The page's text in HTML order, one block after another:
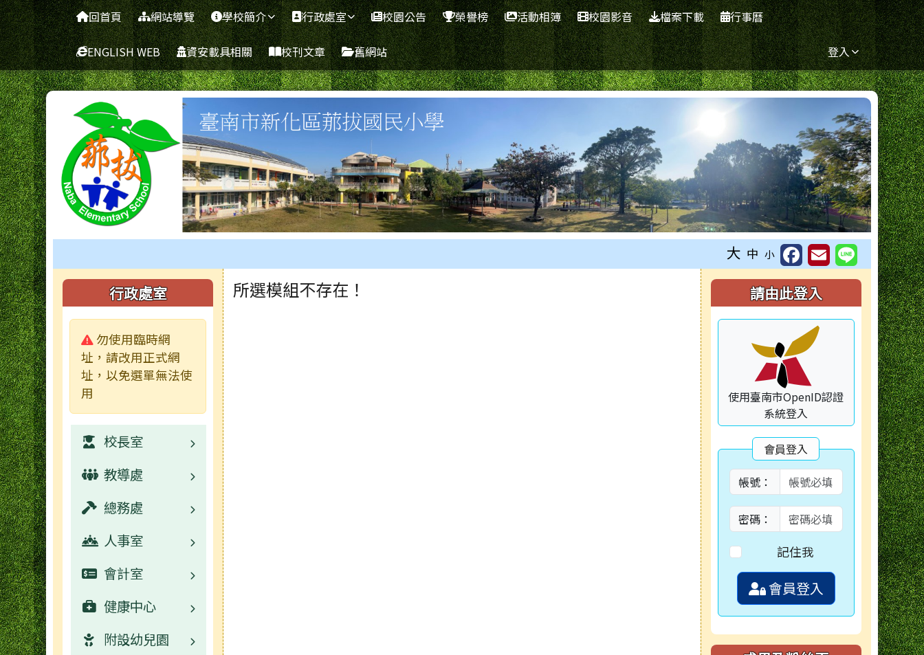
跳至主內容區
臺南市新化區那拔國民小學
導覽列 回首頁 網站導覽 學校簡介 行政處室 校園公告 榮譽榜 活動相簿 校園影音 檔案下載 行事曆
ENGLISH WEB 資安載具相關 校刊文章 舊網站 登入
大 中 小
左邊區域內容
行政處室
警告:
勿使用臨時網
址，請改用正式網
址，以免選單無法使
用
校長室
業務職掌
校園公告
活動相簿
教導處
業務職掌
校園公告
學生事務宣導
活動相簿
榮譽榜
總務處
業務職掌
校園公告
數位學習資源
活動相簿
人事室
業務職掌
校園公告
常用連結
會計室
業務職掌
校園公告
健康中心
業務職掌
附設幼兒園
主內容區域
所選模組不存在！ 右邊區域內容
請由此登入
使用臺南市OpenID認證
系統登入
會員登入
帳號：
密碼：
記住我
會員登入
頁尾區域